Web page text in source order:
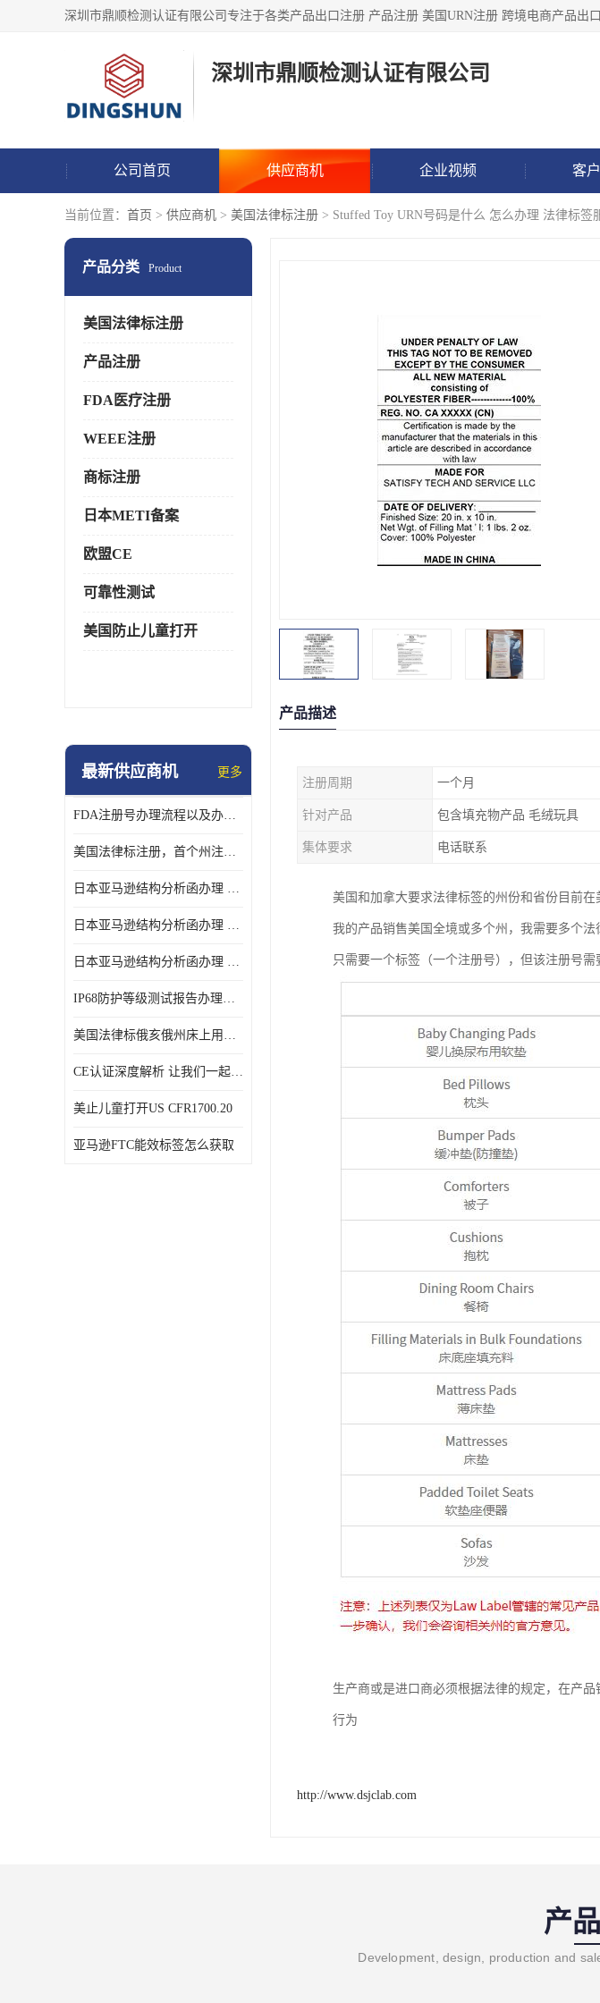
深圳市鼎顺检测认证有限公司
公司首页 供应商机 企业视频 客
当前位置： 首页 > 供应商机 > 美国法律标注册 > Stuffed Toy URN号码是什么 怎么办理 法律标签
产品分类 Product
美国法律标注册
产品注册
FDA医疗注册
WEEE注册
商标注册
日本METI备案
欧盟CE
可靠性测试
美国防止儿童打开
最新供应商机 更多
FDA注册号办理流程以及办理周期是多久
美国法律标注册，首个州注册该如何选择
日本亚马逊结构分析函办理 日本亚马逊 电饭煲
日本亚马逊结构分析函办理 日本亚马逊 热水壶等；
日本亚马逊结构分析函办理 日本亚马逊 果汁搅拌机
IP68防护等级测试报告办理标准要求
美国法律标俄亥俄州床上用品许可证讲解！
CE认证深度解析 让我们一起来认识CE认证
美止儿童打开US CFR1700.20
亚马逊FTC能效标签怎么获取
产品描述
注册周期 一个月
针对产品 包含填充物产品 毛绒玩具
集体要求 电话联系
美国和加拿大要求法律标签的州份和省份目前
我的产品销售美国全境或多个州，我需要多个法
只需要一个标签（一个注册号），但该注册号
生产商或是进口商必须根据法律的规定，在产
行为
http://www.dsjclab.com
产
Development, design, production and